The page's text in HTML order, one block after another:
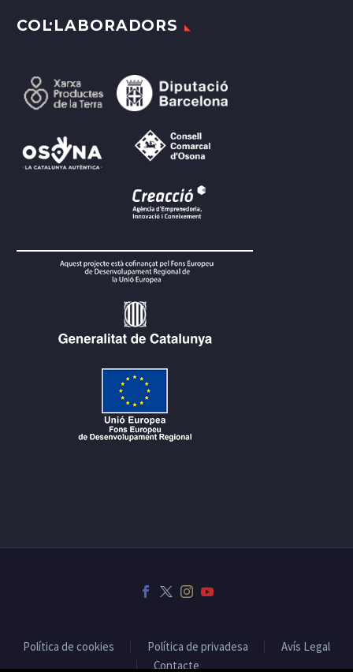
COL·LABORADORS
Política de cookies Política de privadesa
Avís Legal
Contacte